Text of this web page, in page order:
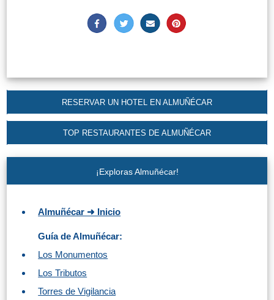
RESERVAR UN HOTEL EN ALMUÑÉCAR
TOP RESTAURANTES DE ALMUÑÉCAR
¡Exploras Almuñécar!
Almuñécar ➜ Inicio
Guía de Almuñécar:
Los Monumentos
Los Tributos
Torres de Vigilancia